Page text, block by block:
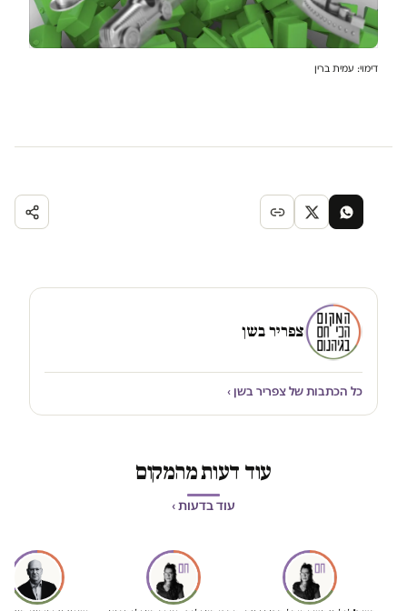
דימוי: עמית ברין
צפריר בשן
כל הכתבות של צפריר בשן ›
עוד דעות מהמקום
עוד בדעות ›